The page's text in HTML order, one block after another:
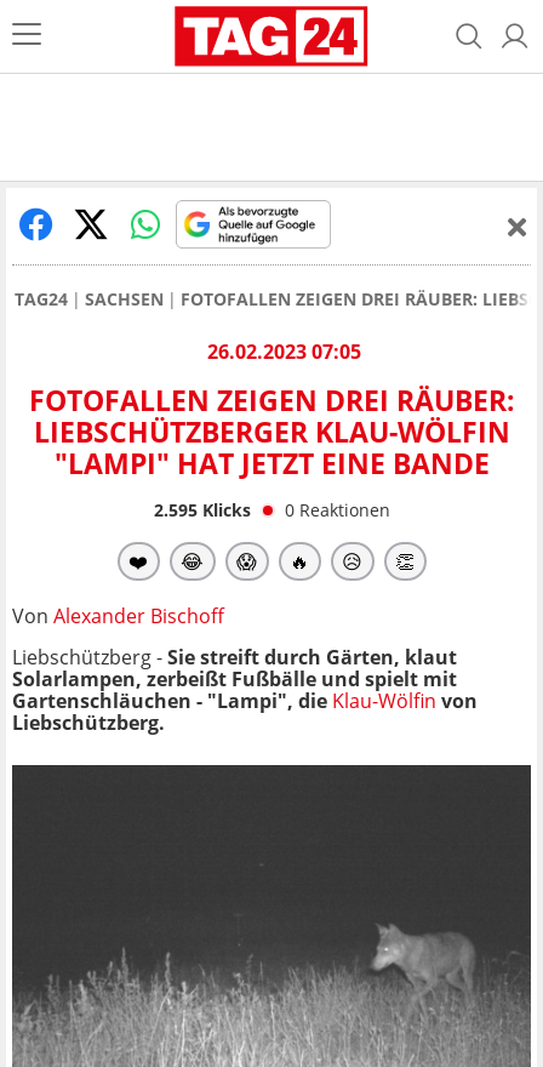
TAG24 SACHSEN FOTOFALLEN ZEIGEN DREI RÄUBER:
26.02.2023 07:05
FOTOFALLEN ZEIGEN DREI RÄUBER:
LIEBSCHÜTZBERGER KLAU-WÖLFIN
"LAMPI" HAT JETZT EINE BANDE
2.595Klicks 0 Reaktionen
❤️ 😂 😱 🔥 😥 👏
Von Alexander Bischoff
Liebschützberg -Sie streift durch Gärten, klaut
Solarlampen, zerbeißt Fußbälle und spielt mit
Gartenschläuchen - "Lampi", die Klau-Wölfin von
Liebschützberg.